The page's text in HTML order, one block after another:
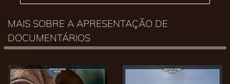
MAIS SOBRE A APRESENTAÇÃO DE
DOCUMENTÁRIOS